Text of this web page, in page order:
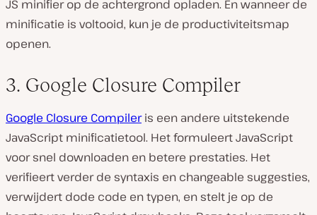
JS minifier op de achtergrond opladen. En wanneer de
minificatie is voltooid, kun je de productiviteitsmap
openen.
3. Google Closure Compiler
Google Closure Compileris een andere uitstekende
JavaScript minificatietool. Het formuleert JavaScript
voor snel downloaden en betere prestaties. Het
verifieert verder de syntaxis en changeable suggesties,
verwijdert dode code en typen, en stelt je op de